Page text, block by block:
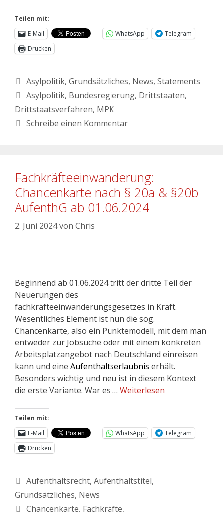
Teilen mit:
E-Mail
WhatsApp
Telegram
Drucken
Asylpolitik, Grundsätzliches, News, Statements
Asylpolitik, Bundesregierung, Drittstaaten,
Drittstaatsverfahren, MPK
Schreibe einen Kommentar
Fachkräfteeinwanderung:
Chancenkarte nach § 20a & §20b
AufenthG ab 01.06.2024
2. Juni 2024von Chris
Beginnend ab 01.06.2024 tritt der dritte Teil der
Neuerungen des
fachkräfteeinwanderungsgesetzes in Kraft.
Wesentliches Element ist nun die sog.
Chancenkarte, also ein Punktemodell, mit dem man
entweder zur Jobsuche oder mit einem konkreten
Arbeitsplatzangebot nach Deutschland einreisen
kann und eine Aufenthaltserlaubnis erhält.
Besonders wichtig und neu ist in diesem Kontext
die erste Variante. War es … Weiterlesen
Teilen mit:
E-Mail
WhatsApp
Telegram
Drucken
Aufenthaltsrecht, Aufenthaltstitel,
Grundsätzliches, News
Chancenkarte, Fachkräfte,